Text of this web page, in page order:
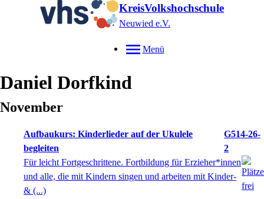
KreisVolkshochschule
Neuwied e.V.
Menü
Daniel Dorfkind
November
Aufbaukurs: Kinderlieder auf der Ukulele
begleiten
G514-26-
2
Für leicht Fortgeschrittene. Fortbildung für Erzieher*innen
und alle, die mit Kindern singen und arbeiten mit Kinder-
& (...)